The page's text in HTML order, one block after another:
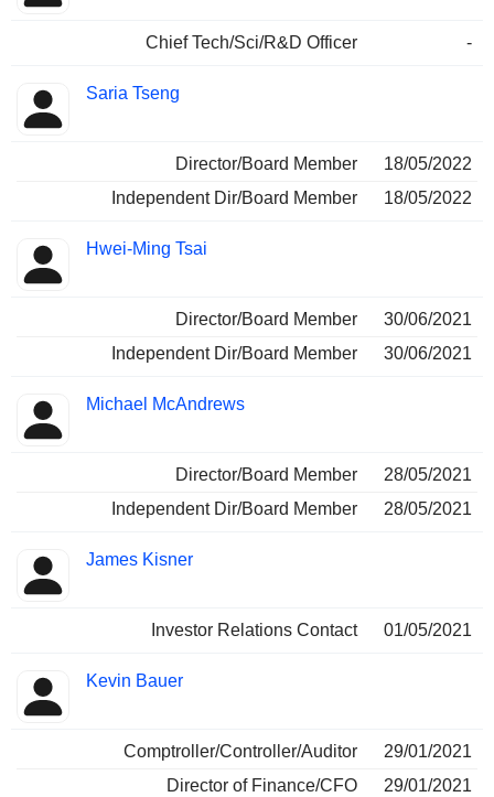
Chief Tech/Sci/R&D Officer -
Saria Tseng
Director/Board Member
18/05/2022
Independent Dir/Board Member
18/05/2022
Hwei-Ming Tsai
Director/Board Member
30/06/2021
Independent Dir/Board Member
30/06/2021
Michael McAndrews
Director/Board Member
28/05/2021
Independent Dir/Board Member
28/05/2021
James Kisner
Investor Relations Contact 01/05/2021
Kevin Bauer
Comptroller/Controller/Auditor
29/01/2021
Director of Finance/CFO
29/01/2021